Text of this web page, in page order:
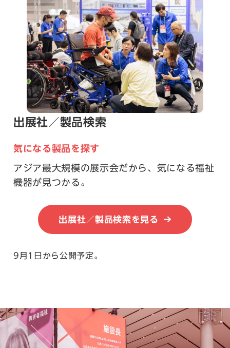
出展社／製品検索
気になる製品を探す
アジア最大規模の展示会だから、気になる福祉
機器が見つかる。
出展社／製品検索を見る
9月1日から公開予定。